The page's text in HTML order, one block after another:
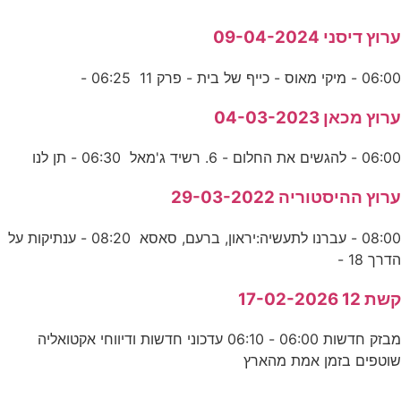
ערוץ דיסני 09-04-2024
06:00 - מיקי מאוס - כייף של בית - פרק 11 06:25 -
ערוץ מכאן 04-03-2023
06:00 - להגשים את החלום - 6. רשיד ג'מאל 06:30 - תן לנו
ערוץ ההיסטוריה 29-03-2022
08:00 - עברנו לתעשיה:יראון, ברעם, סאסא 08:20 - ענתיקות על
הדרך 18 -
קשת 12 17-02-2026
מבזק חדשות 06:00 - 06:10 עדכוני חדשות ודיווחי אקטואליה
שוטפים בזמן אמת מהארץ